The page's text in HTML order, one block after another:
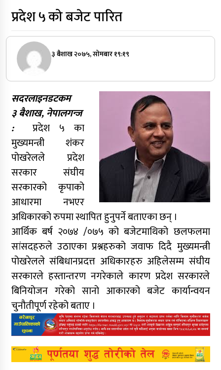
प्रदेश ५ को बजेट पारित
३ बैशाख २०७५, सोमबार १९:१९
सदरलाइनडटकम
३ बैशाख, नेपालगन्ज
:
प्रदेश ५ का
मुख्यमन्त्री शंकर
पोखरेलले प्रदेश
सरकार संघीय
सरकारको कृपाको
आधारमा नभएर
अधिकारको रुपमा स्थापित हुनुपर्ने बताएका छन् ।
आर्थिक बर्ष २०७४ /०७५ को बजेटमाथिको छलफलमा
सांसदहरुले उठाएका प्रश्नहरुको जवाफ दिदै मुख्यमन्त्री
पोखरेलले संबिधानप्रदत्त अधिकारहरु अहिलेसम्म संघीय
सरकारले हस्तान्तरण नगरेकाले कारण प्रदेश सरकारले
बिनियोजन गरेको सानो आकारको बजेट कार्यान्वयन
चुनौतीपूर्ण रहेको बताए ।